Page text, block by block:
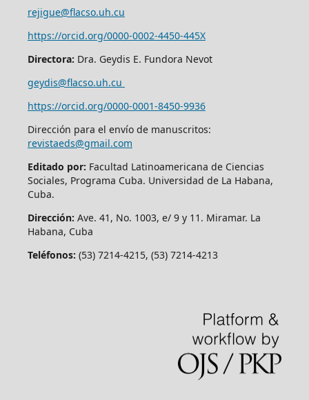
rejigue@flacso.uh.cu
https://orcid.org/0000-0002-4450-445X
Directora: Dra. Geydis E. Fundora Nevot
geydis@flacso.uh.cu
https://orcid.org/0000-0001-8450-9936
Dirección para el envío de manuscritos:
revistaeds@gmail.com
Editado por: Facultad Latinoamericana de Ciencias
Sociales, Programa Cuba. Universidad de La Habana,
Cuba.
Dirección: Ave. 41, No. 1003, e/ 9 y 11. Miramar. La
Habana, Cuba
Teléfonos: (53) 7214-4215, (53) 7214-4213